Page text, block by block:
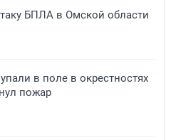
БПЛА в Омской области
в поле в окрестностях
пожар